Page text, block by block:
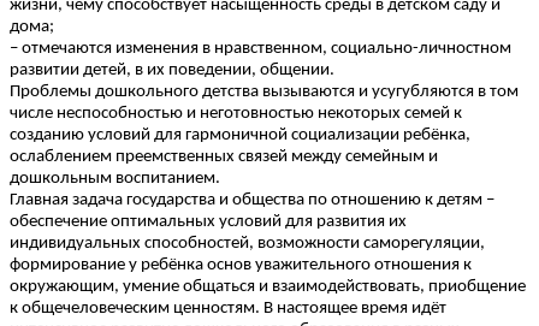
жизни, чему способствует насыщенность среды в детском саду и
дома;
– отмечаются изменения в нравственном, социально-личностном
развитии детей, в их поведении, общении.
Проблемы дошкольного детства вызываются и усугубляются в том
числе неспособностью и неготовностью некоторых семей к
созданию условий для гармоничной социализации ребёнка,
ослаблением преемственных связей между семейным и
дошкольным воспитанием.
Главная задача государства и общества по отношению к детям –
обеспечение оптимальных условий для развития их
индивидуальных способностей, возможности саморегуляции,
формирование у ребёнка основ уважительного отношения к
окружающим, умение общаться и взаимодействовать, приобщение
к общечеловеческим ценностям. В настоящее время идёт